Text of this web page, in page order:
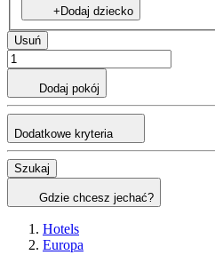
+Dodaj dziecko
Usuń
Dodaj pokój
Dodatkowe kryteria
Szukaj
Gdzie chcesz jechać?
Hotels
Europa